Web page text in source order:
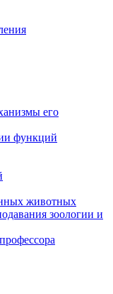
его
функций
животных
зоологии и